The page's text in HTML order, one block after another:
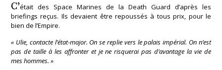
C’était des Space Marines de la Death Guard d’après les
briefings reçus. Ils devaient être repoussés à tous prix, pour le
bien de l’Empire.
« Ulie, contacte l’état-major. On se replie vers le palais impérial. On n’est
pas de taille à les affronter et je ne risquerai pas d’avantage la vie de
mes hommes. »